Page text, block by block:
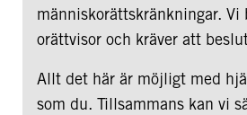
människorättskränkningar. Vi
orättvisor och kräver att
Allt det här är möjligt med
som du. Tillsammans kan vi